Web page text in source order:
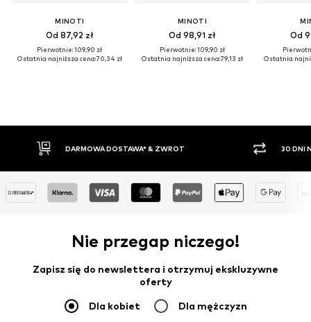
MINOTI
Od 87,92 zł
Pierwotnie: 109,90 zł
Ostatnia najniższa cena:70,34 zł
MINOTI
Od 98,91 zł
Pierwotnie: 109,90 zł
Ostatnia najniższa cena:79,13 zł
Od
Ostatnia
DARMOWA DOSTAWA* & ZWROT 30 DNI NA
Nie przegap niczego!
Zapisz się do newslettera i otrzymuj ekskluzywne
oferty
Dla kobiet Dla mężczyzn